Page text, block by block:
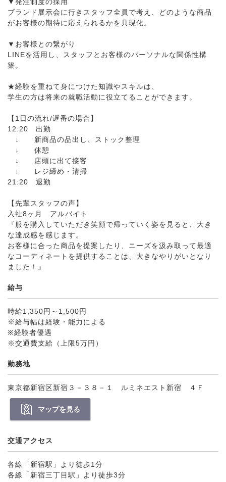
ブランド展示会に行きスタッフ全員で考え、どのような商品
がお客様の期待に応えられるかを具現化。
▼お客様との繋がり
LINEを活用し、スタッフとお客様のパーソナルな関係性構
築。
★経験を重ねて身につけた知識やスキルは、
学生の方は将来の就職活動に役立てることができます。
【1日の流れ/遅番の場合】
12:20 出勤
↓ 新商品の品出し、ストック整理
↓ 休憩
↓ 店頭に出て接客
↓ レジ締め・清掃
21:20 退勤
【先輩スタッフの声】
入社8ヶ月 アルバイト
『服を購入していただき笑顔で帰っていく姿を見ると、大き
な達成感を感じます。
お客様に合った商品を提案したり、ニーズを汲み取って最適
なコーディネートを提供することは、大きなやりがいとなり
ました！』
給与
時給1,350円～1,500円
※給与幅は経験・能力による
※経験者優遇
※交通費支給（上限5万円）
勤務地
東京都新宿区新宿３－３８－１ ルミネエスト新宿 ４Ｆ
マップを見る
交通アクセス
各線「新宿駅」より徒歩1分
各線「新宿三丁目駅」より徒歩3分